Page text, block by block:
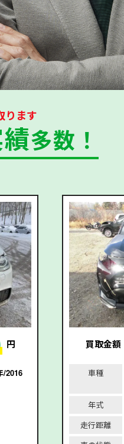
ります
多数！
円
/2016
買取金額
車種
年式
走行距離